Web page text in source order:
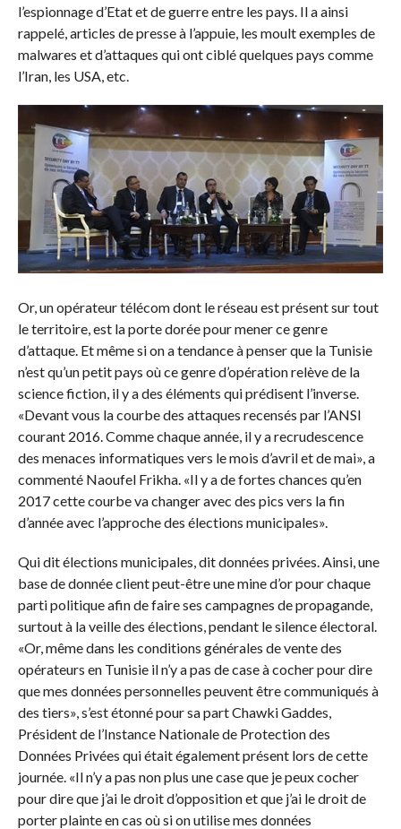
l’espionnage d’Etat et de guerre entre les pays. Il a ainsi
rappelé, articles de presse à l’appuie, les moult exemples de
malwares et d’attaques qui ont ciblé quelques pays comme
l’Iran, les USA, etc.
Or, un opérateur télécom dont le réseau est présent sur tout
le territoire, est la porte dorée pour mener ce genre
d’attaque. Et même si on a tendance à penser que la Tunisie
n’est qu’un petit pays où ce genre d’opération relève de la
science fiction, il y a des éléments qui prédisent l’inverse.
«Devant vous la courbe des attaques recensés par l’ANSI
courant 2016. Comme chaque année, il y a recrudescence
des menaces informatiques vers le mois d’avril et de mai», a
commenté Naoufel Frikha. «Il y a de fortes chances qu’en
2017 cette courbe va changer avec des pics vers la fin
d’année avec l’approche des élections municipales».
Qui dit élections municipales, dit données privées. Ainsi, une
base de donnée client peut-être une mine d’or pour chaque
parti politique afin de faire ses campagnes de propagande,
surtout à la veille des élections, pendant le silence électoral.
«Or, même dans les conditions générales de vente des
opérateurs en Tunisie il n’y a pas de case à cocher pour dire
que mes données personnelles peuvent être communiqués à
des tiers», s’est étonné pour sa part Chawki Gaddes,
Président de l’Instance Nationale de Protection des
Données Privées qui était également présent lors de cette
journée. «Il n’y a pas non plus une case que je peux cocher
pour dire que j’ai le droit d’opposition et que j’ai le droit de
porter plainte en cas où si on utilise mes données